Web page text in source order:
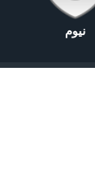
نيوم